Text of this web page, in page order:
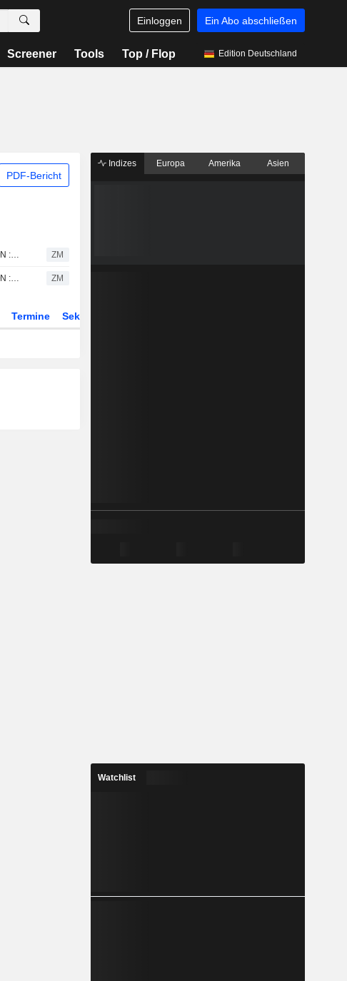
Einloggen Ein Abo abschließen
Screener Tools Top / Flop Edition Deutschland
PDF-Bericht
PEABODY ENERGY CORPORATION : UBS-Empfehlung weiterhin neutral ZM
PEABODY ENERGY CORPORATION : BMO Capital bleibt bei seiner Kaufempfehlung ZM
Termine Sektor
Indizes Europa Amerika Asien
Watchlist